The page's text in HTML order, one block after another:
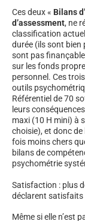
Ces deux « Bilans
d’assessment, ne
classification
durée (ils sont bien
sont pas
sur les fonds
personnel. Ces
outils
Référentiel de 70
leurs
maxi (10 H mini) à
choisie), et donc
fois moins chers
bilans de
psychométrie
Satisfaction : plus
déclarent satisfaits
Même si elle n’est